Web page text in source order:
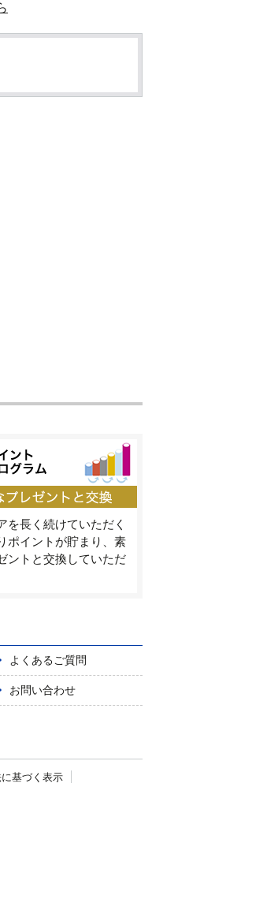
を長く続けていただく
ポイントが貯まり、素
ントと交換していただ
よくあるご質問
お問い合わせ
基づく表示